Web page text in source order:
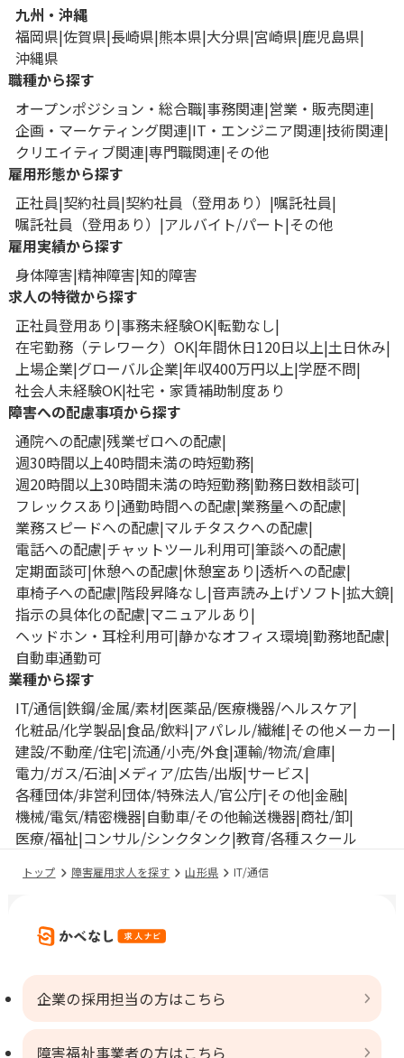
九州・沖縄
福岡県 佐賀県 長崎県 熊本県 大分県 宮崎県 鹿児島県
沖縄県
職種から探す
オープンポジション・総合職 事務関連 営業・販売関連
企画・マーケティング関連 IT・エンジニア関連 技術関連
クリエイティブ関連 専門職関連 その他
雇用形態から探す
正社員 契約社員 契約社員（登用あり）
嘱託社員
嘱託社員（登用あり）
アルバイト/パート その他
雇用実績から探す
身体障害 精神障害 知的障害
求人の特徴から探す
正社員登用あり 事務未経験OK 転勤なし
在宅勤務（テレワーク）OK 年間休日120日以上 土日休み
上場企業 グローバル企業 年収400万円以上 学歴不問
社会人未経験OK 社宅・家賃補助制度あり
障害への配慮事項から探す
通院への配慮 残業ゼロへの配慮
週30時間以上40時間未満の時短勤務
週20時間以上30時間未満の時短勤務 勤務日数相談可
フレックスあり 通勤時間への配慮 業務量への配慮
業務スピードへの配慮 マルチタスクへの配慮
電話への配慮 チャットツール利用可 筆談への配慮
定期面談可 休憩への配慮 休憩室あり 透析への配慮
車椅子への配慮 階段昇降なし 音声読み上げソフト 拡大鏡
指示の具体化の配慮 マニュアルあり
ヘッドホン・耳栓利用可 静かなオフィス環境 勤務地配慮
自動車通勤可
業種から探す
IT/通信 鉄鋼/金属/素材 医薬品/医療機器/ヘルスケア
化粧品/化学製品 食品/飲料 アパレル/繊維 その他メーカー
建設/不動産/住宅 流通/小売/外食 運輸/物流/倉庫
電力/ガス/石油 メディア/広告/出版 サービス
各種団体/非営利団体/特殊法人/官公庁 その他 金融
機械/電気/精密機器 自動車/その他輸送機器 商社/卸
医療/福祉 コンサル/シンクタンク 教育/各種スクール
トップ 障害雇用求人を探す 山形県 IT/通信
企業の採用担当の方はこちら
障害福祉事業者の方はこちら